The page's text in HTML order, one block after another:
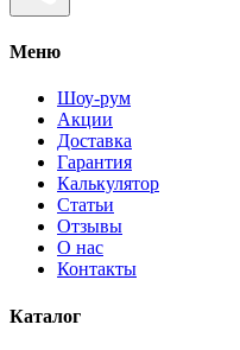
Меню
Шоу-рум
Акции
Доставка
Гарантия
Калькулятор
Статьи
Отзывы
О нас
Контакты
Каталог